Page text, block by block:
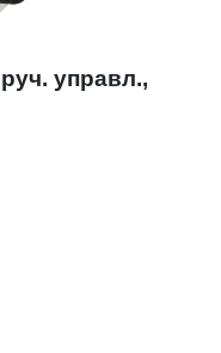
управл.,